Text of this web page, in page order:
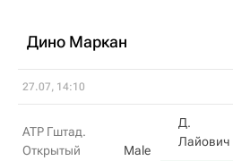
Дино Маркан
27.07, 14:10
ATP Гштад.
Открытый
Male
Д.
Лайович